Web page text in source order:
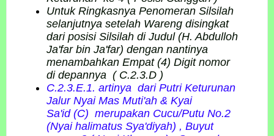
Untuk Ringkasnya Penomeran Silsilah
selanjutnya setelah Wareng disingkat
dari posisi Silsilah di Judul (H. Abdulloh
Ja'far bin Ja'far) dengan nantinya
menambahkan Empat (4) Digit nomor
di depannya ( C.2.3.D )
C.2.3.E.1. artinya dari Putri Keturunan
Jalur Nyai Mas Muti'ah & Kyai
Sa'id (C) merupakan Cucu/Putu No.2
(Nyai halimatus Sya'diyah) , Buyut